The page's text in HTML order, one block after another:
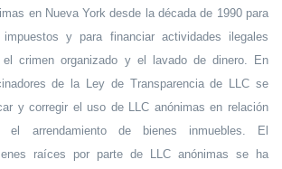
en Nueva York desde la década de 1990 para
y para financiar actividades ilegales
crimen organizado y el lavado de dinero. En
de la Ley de Transparencia de LLC se
y corregir el uso de LLC anónimas en relación
arrendamiento de bienes inmuebles. El
raíces por parte de LLC anónimas se ha